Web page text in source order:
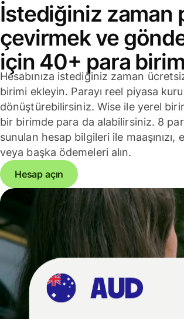
İstediğiniz zaman
çevirmek ve
için 40+ para
Hesabınıza istediğiniz zaman
birimi ekleyin. Parayı reel piyasa
dönüştürebilirsiniz. Wise ile yerel
bir birimde para da alabilirsiniz. 8
sunulan hesap bilgileri ile maaşınızı,
veya başka ödemeleri alın.
Hesap açın
F